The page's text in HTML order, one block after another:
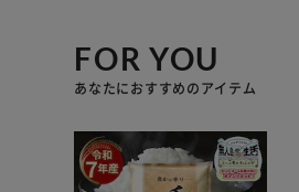
FOR YOU
あなたにおすすめのアイテム